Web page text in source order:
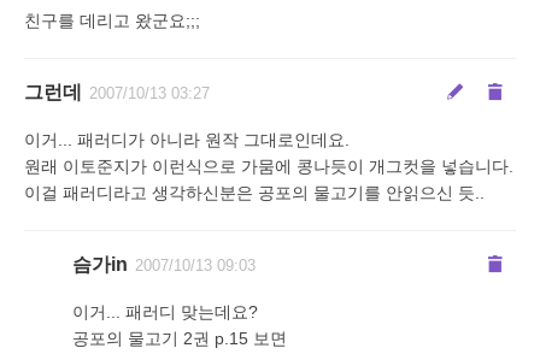
친구를 데리고 왔군요;;;
그런데 2007/10/13 03:27
이거... 패러디가 아니라 원작 그대로인데요.
원래 이토준지가 이런식으로 가뭄에 콩나듯이 개그컷을 넣습니다.
이걸 패러디라고 생각하신분은 공포의 물고기를 안읽으신 듯..
슴가in 2007/10/13 09:03
이거... 패러디 맞는데요?
공포의 물고기 2권 p.15 보면